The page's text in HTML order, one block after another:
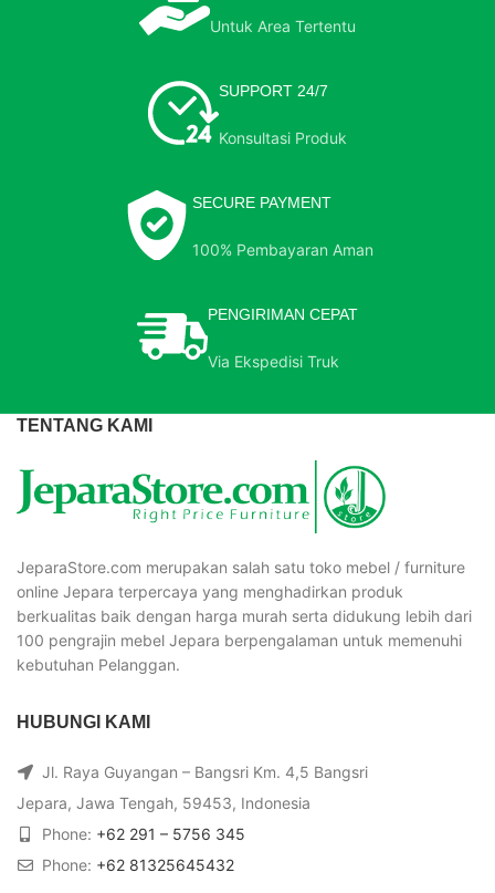
Untuk Area Tertentu
SUPPORT 24/7
Konsultasi Produk
SECURE PAYMENT
100% Pembayaran Aman
PENGIRIMAN CEPAT
Via Ekspedisi Truk
TENTANG KAMI
JeparaStore.com merupakan salah satu toko mebel / furniture
online Jepara terpercaya yang menghadirkan produk
berkualitas baik dengan harga murah serta didukung lebih dari
100 pengrajin mebel Jepara berpengalaman untuk memenuhi
kebutuhan Pelanggan.
HUBUNGI KAMI
Jl. Raya Guyangan – Bangsri Km. 4,5 Bangsri
Jepara, Jawa Tengah, 59453, Indonesia
Phone: +62 291 – 5756 345
Phone: +62 81325645432